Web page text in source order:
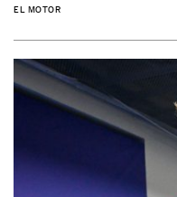
EL MOTOR